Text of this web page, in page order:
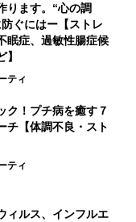
ります。“心の調
ぐにはー【ストレ
眠症、過敏性腸症候
ティ
ク！プチ病を癒す７
チ【体調不良・スト
ティ
ィルス、インフルエ